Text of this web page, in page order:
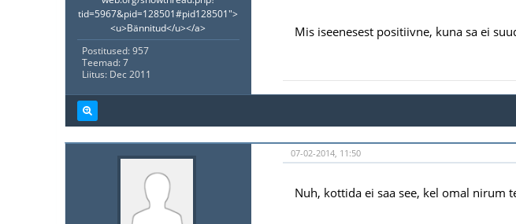
tid=5967&pid=128501#pid128501">
<u>Bännitud</u></a>
Postitused: 957
Teemad: 7
Liitus: Dec 2011
Mis iseenesest positiivne, kuna sa ei
07-02-2014, 11:50
Nuh, kottida ei saa see, kel omal nirum